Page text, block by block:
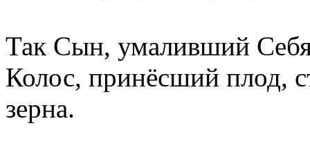
Так Сын, умаливший Себя
Колос, принёсший плод,
зерна.